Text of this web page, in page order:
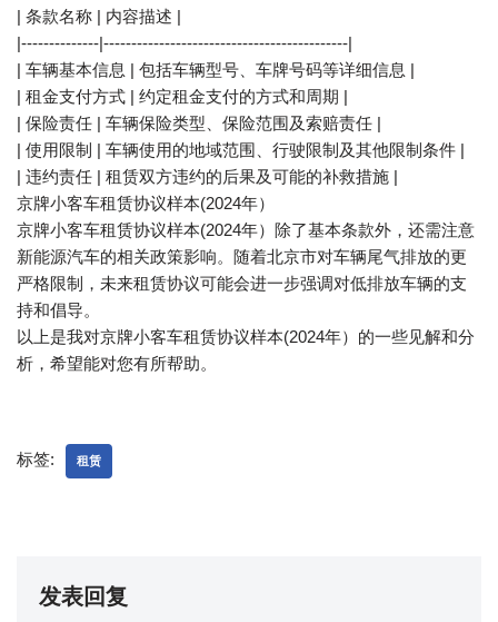
| 条款名称 | 内容描述 |
|--------------|--------------------------------------------|
| 车辆基本信息 | 包括车辆型号、车牌号码等详细信息 |
| 租金支付方式 | 约定租金支付的方式和周期 |
| 保险责任 | 车辆保险类型、保险范围及索赔责任 |
| 使用限制 | 车辆使用的地域范围、行驶限制及其他限制条件 |
| 违约责任 | 租赁双方违约的后果及可能的补救措施 |
京牌小客车租赁协议样本(2024年）
京牌小客车租赁协议样本(2024年）除了基本条款外，还需注意
新能源汽车的相关政策影响。随着北京市对车辆尾气排放的更
严格限制，未来租赁协议可能会进一步强调对低排放车辆的支
持和倡导。
以上是我对京牌小客车租赁协议样本(2024年）的一些见解和分
析，希望能对您有所帮助。
标签: 租赁
发表回复